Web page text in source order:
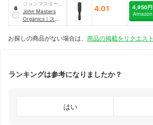
6
ジョンマスターオ
ーガニックグルー
プ
John Masters
Organics ｜ スリー
ク クレンズブラシ
4.01
4,950円
Amazon
お探しの商品がない場合は、 商品の掲載をリクエスト
ランキングは参考になりましたか？
はい